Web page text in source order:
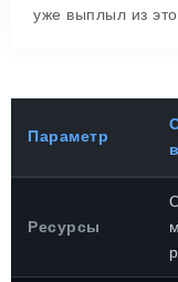
уже выплыл из
Параметр
Ресурсы